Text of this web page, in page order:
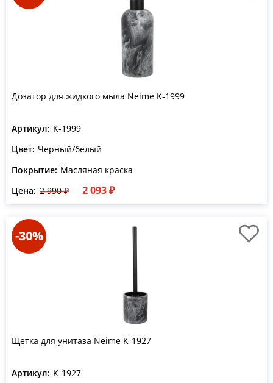
Дозатор для жидкого мыла Neime K-1999
Артикул: K-1999
Цвет: Черный/белый
Покрытие: Масляная краска
Цена: 2 990 ₽ 2 093 ₽
-30%
Щетка для унитаза Neime K-1927
Артикул: K-1927